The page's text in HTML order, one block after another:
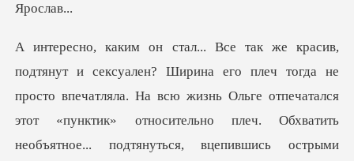
Пополнить
История чтения
Выйти
сла
стрыми